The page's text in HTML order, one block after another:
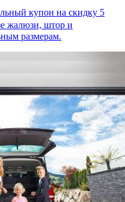
купон на скидку 5
жалюзи, штор и
размерам.